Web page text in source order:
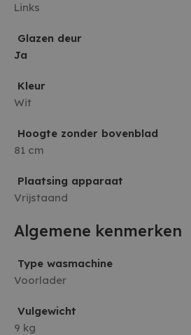
Links
Glazen deur
Ja
Kleur
Wit
Hoogte zonder bovenblad
81 cm
Plaatsing apparaat
Vrijstaand
Algemene kenmerken
Type wasmachine
Voorlader
Vulgewicht
9 kg